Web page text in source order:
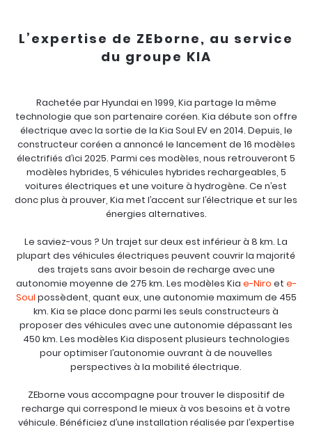
L’expertise de ZEborne, au service
du groupe KIA
Rachetée par Hyundai en 1999, Kia partage la même
technologie que son partenaire coréen. Kia débute son offre
électrique avec la sortie de la Kia Soul EV en 2014. Depuis, le
constructeur coréen a annoncé le lancement de 16 modèles
électrifiés d’ici 2025. Parmi ces modèles, nous retrouveront 5
modèles hybrides, 5 véhicules hybrides rechargeables, 5
voitures électriques et une voiture à hydrogène. Ce n’est
donc plus à prouver, Kia met l’accent sur l’électrique et sur les
énergies alternatives.
Le saviez-vous ? Un trajet sur deux est inférieur à 8 km. La
plupart des véhicules électriques peuvent couvrir la majorité
des trajets sans avoir besoin de recharge avec une
autonomie moyenne de 275 km. Les modèles Kia e-Niro et e-
Soul possèdent, quant eux, une autonomie maximum de 455
km. Kia se place donc parmi les seuls constructeurs à
proposer des véhicules avec une autonomie dépassant les
450 km. Les modèles Kia disposent plusieurs technologies
pour optimiser l’autonomie ouvrant à de nouvelles
perspectives à la mobilité électrique.
ZEborne vous accompagne pour trouver le dispositif de
recharge qui correspond le mieux à vos besoins et à votre
véhicule. Bénéficiez d’une installation réalisée par l’expertise